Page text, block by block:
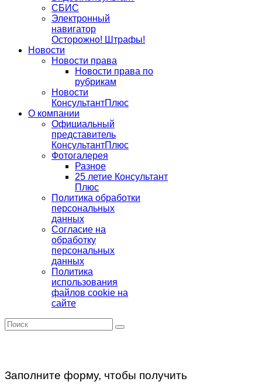
СБИС
Электронный
навигатор
Осторожно! Штрафы!
Новости
Новости права
Новости права по
рубрикам
Новости
КонсультантПлюс
О компании
Официальный
представитель
КонсультантПлюс
Фотогалерея
Разное
25 летие Консультант
Плюс
Политика обработки
персональных
данных
Согласие на
обработку
персональных
данных
Политика
использования
файлов cookie на
сайте
Заполните форму, чтобы получить